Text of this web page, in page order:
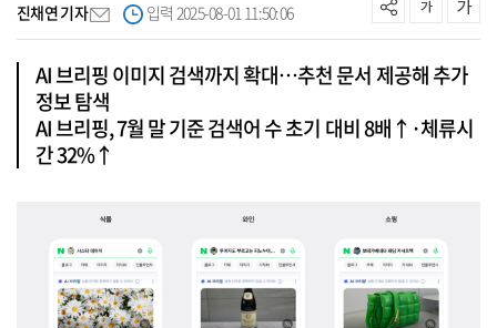
진채연 기자 입력 2025-08-01 11:50:06
AI 브리핑 이미지 검색까지 확대…추천 문서 제공해 추가
정보 탐색
AI 브리핑, 7월 말 기준 검색어 수 초기 대비 8배↑·체류시
간 32%↑